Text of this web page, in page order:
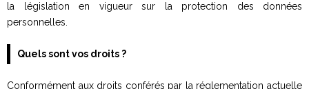
la législation en vigueur sur la protection des données
personnelles.
Quels sont vos droits ?
Conformément aux droits conférés par la réglementation actuelle